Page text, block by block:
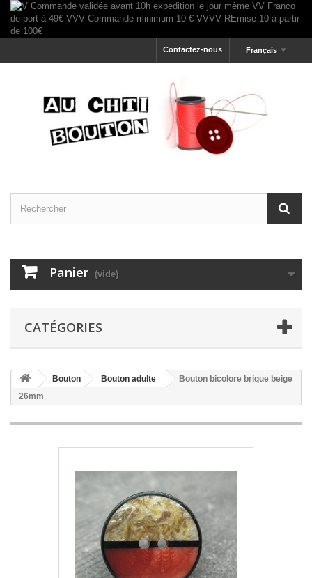
Français
Contactez-nous
Panier (vide)
CATÉGORIES
Bouton Bouton adulte
Bouton bicolore brique beige
26mm